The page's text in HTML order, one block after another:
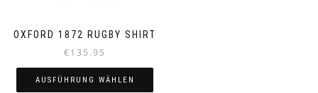
OXFORD 1872 RUGBY SHIRT
€135.95
AUSFÜHRUNG WÄHLEN